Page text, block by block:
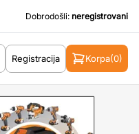
Dobrodošli: neregistrovani
Registracija Korpa(0)